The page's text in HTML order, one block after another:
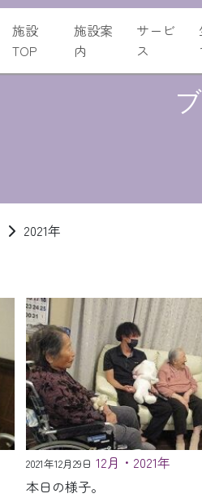
施設
TOP
施設案
内
サービ
ス
2021年
2021年12月29日 12月・2021年
本日の様子。